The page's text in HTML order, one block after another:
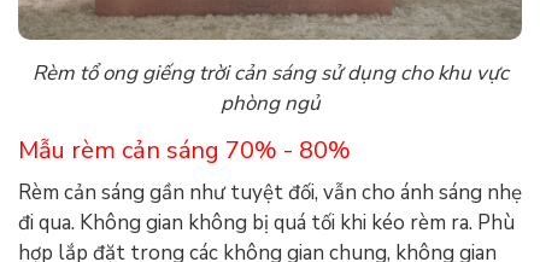
Rèm tổ ong giếng trời cản sáng sử dụng cho khu vực
phòng ngủ
Mẫu rèm cản sáng 70% - 80%
Rèm cản sáng gần như tuyệt đối, vẫn cho ánh sáng nhẹ
đi qua. Không gian không bị quá tối khi kéo rèm ra. Phù
hợp lắp đặt trong các không gian chung, không gian